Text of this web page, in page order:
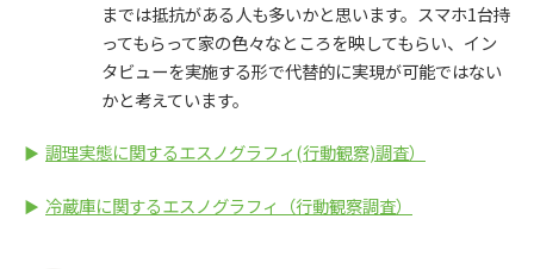
までは抵抗がある人も多いかと思います。スマホ1台持
ってもらって家の色々なところを映してもらい、イン
タビューを実施する形で代替的に実現が可能ではない
かと考えています。
調理実態に関するエスノグラフィ(行動観察)調査）
冷蔵庫に関するエスノグラフィ（行動観察調査）